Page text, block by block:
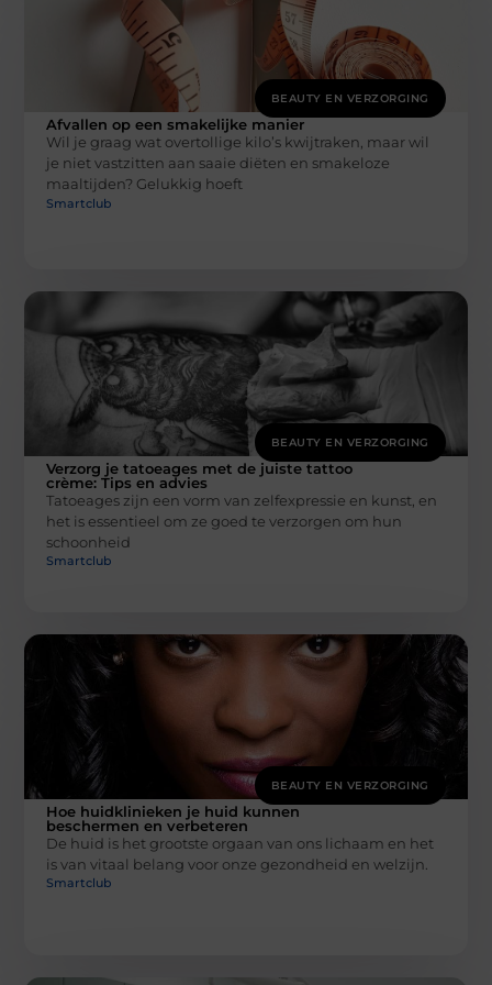
BEAUTY EN VERZORGING
Afvallen op een smakelijke manier
Wil je graag wat overtollige kilo’s kwijtraken, maar wil
je niet vastzitten aan saaie diëten en smakeloze
maaltijden? Gelukkig hoeft
Smartclub
BEAUTY EN VERZORGING
Verzorg je tatoeages met de juiste tattoo
crème: Tips en advies
Tatoeages zijn een vorm van zelfexpressie en kunst, en
het is essentieel om ze goed te verzorgen om hun
schoonheid
Smartclub
BEAUTY EN VERZORGING
Hoe huidklinieken je huid kunnen
beschermen en verbeteren
De huid is het grootste orgaan van ons lichaam en het
is van vitaal belang voor onze gezondheid en welzijn.
Smartclub